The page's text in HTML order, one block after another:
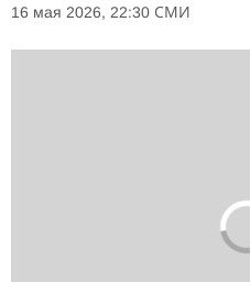
16 мая 2026, 22:30 СМИ